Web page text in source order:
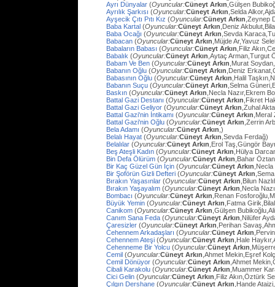
Ayrı Dünyalar (Oyuncular:Cüneyt Arkın ,Gülşen
Ayrılık Şarkısı (Oyuncular:Cüneyt Arkın ,Selda
Ayşecik Çıtı Pıtı Kız (Oyuncular:Cüneyt Arkın ,Zeynep
Baba Kartal (Oyuncular:Cüneyt Arkın ,Deniz
Baba Ocağı (Oyuncular:Cüneyt Arkın ,Sevda
Babacan (Oyuncular:Cüneyt Arkın ,Müjde Ar,Yavuz
Babaların Babası (Oyuncular:Cüneyt Arkın ,Filiz
Babalık (Oyuncular:Cüneyt Arkın ,Aytaç Arman,Turgut
Babam Ve Ben (Oyuncular:Cüneyt Arkın ,Murat
Babanın Oğlu (Oyuncular:Cüneyt Arkın ,Deniz
Babasının Oğlu (Oyuncular:Cüneyt Arkın ,Halil
Babanın Suçu (Oyuncular:Cüneyt Arkın ,Selma
Baskın (Oyuncular:Cüneyt Arkın ,Necla Nazır,Ekrem
Battal Gazi Destanı (Oyuncular:Cüneyt Arkın ,Fikret
Battal Gazi Geliyor (Oyuncular:Cüneyt Arkın ,Zuhal
Battal Gazi'nin İntikamı (Oyuncular:Cüneyt Arkın
Battal Gazi'nin Oğlu (Oyuncular:Cüneyt Arkın ,Zerrin
Bela Adamı (Oyuncular:Cüneyt Arkın ,)
Belalı Hayat (Oyuncular:Cüneyt Arkın ,Sevda Ferdağ)
Belalılar (Oyuncular:Cüneyt Arkın ,Erol Taş,Güngör
Beş Ateşli Kadın (Oyuncular:Cüneyt Arkın ,Hülya
Bin Defa Ölürüm (Oyuncular:Cüneyt Arkın ,Bahar
Bir Kaç Güzel Gün İçin (Oyuncular:Cüneyt Arkın
Bir Şoförün Gizli Defteri (Oyuncular:Cüneyt Arkın
Bırakın Yaşasınlar (Oyuncular:Cüneyt Arkın ,Bilun
Bırakın Yaşayalım (Oyuncular:Cüneyt Arkın ,Necla
Bombacı (Oyuncular:Cüneyt Arkın ,Renan
Büyük Yemin (Oyuncular:Cüneyt Arkın ,Fatma
Canikom (Oyuncular:Cüneyt Arkın ,Gülşen
Canım Sana Feda (Oyuncular:Cüneyt Arkın ,Nilüfer
Çaresizler (Oyuncular:Cüneyt Arkın ,Perihan
Cehennem Arkadaşları (Oyuncular:Cüneyt Arkın
Cehennem Ateşi (Oyuncular:Cüneyt Arkın ,Hale
Cehenneme Bir Yolcu (Oyuncular:Cüneyt Arkın
Cemil (Oyuncular:Cüneyt Arkın ,Ahmet Mekin,Eşref
Cemil Dönüyor (Oyuncular:Cüneyt Arkın ,Ahmet
Cibali Karakolu (Oyuncular:Cüneyt Arkın ,Muammer
Cici Gelin (Oyuncular:Cüneyt Arkın ,Filiz Akın,Öztürk
Çılgın Dershane (Oyuncular:Cüneyt Arkın ,Hande